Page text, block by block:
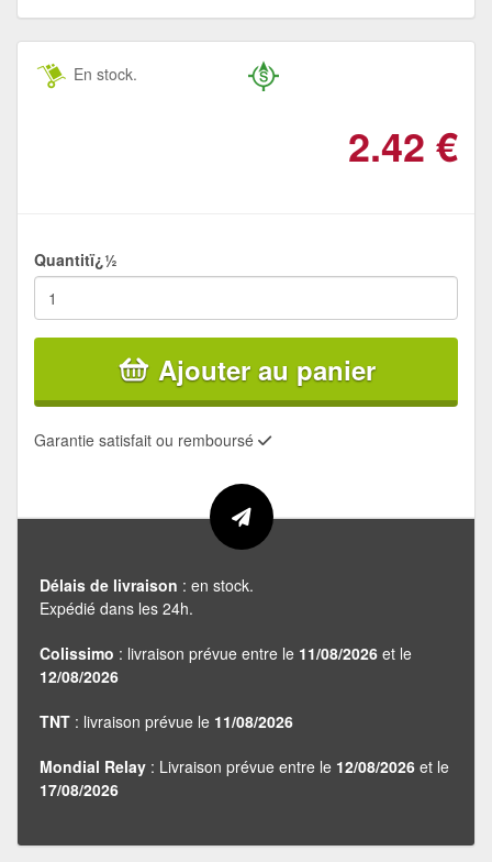
En stock.
2.42 €
Quantitï¿½
Ajouter au panier
Garantie satisfait ou remboursé
Délais de livraison : en stock.
Expédié dans les 24h.
Colissimo : livraison prévue entre le 11/08/2026 et le
12/08/2026
TNT : livraison prévue le 11/08/2026
Mondial Relay : Livraison prévue entre le 12/08/2026 et le
17/08/2026